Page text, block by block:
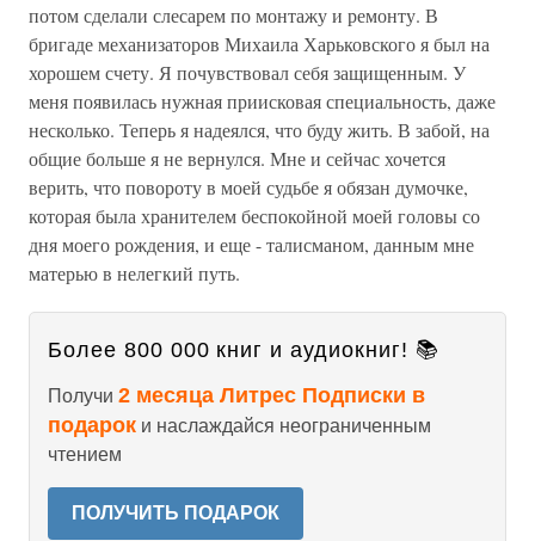
потом сделали слесарем по монтажу и ремонту. В
бригаде механизаторов Михаила Харьковского я был на
хорошем счету. Я почувствовал себя защищенным. У
меня появилась нужная приисковая специальность, даже
несколько. Теперь я надеялся, что буду жить. В забой, на
общие больше я не вернулся. Мне и сейчас хочется
верить, что повороту в моей судьбе я обязан думочке,
которая была хранителем беспокойной моей головы со
дня моего рождения, и еще - талисманом, данным мне
матерью в нелегкий путь.
Более 800 000 книг и аудиокниг! 📚
Получи 2 месяца Литрес Подписки в
подарок и наслаждайся неограниченным
чтением
ПОЛУЧИТЬ ПОДАРОК